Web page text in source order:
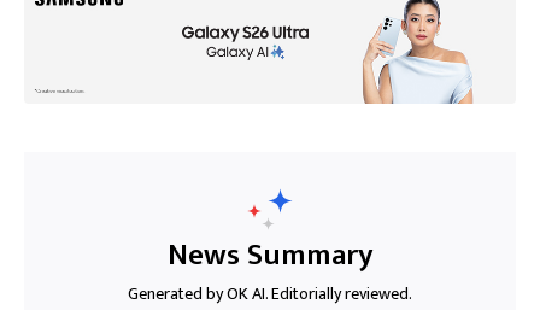
News Summary
Generated by OK AI. Editorially reviewed.